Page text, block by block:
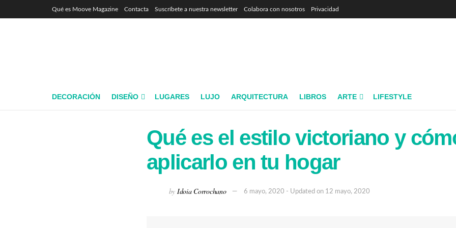
Qué es Moove Magazine Contacta Suscríbete a nuestra newsletter Colabora con nosotros Privacidad
DECORACIÓN DISEÑO LUGARES LUJO ARQUITECTURA LIBROS ARTE LIFESTYLE
Qué es el estilo victoriano y
aplicarlo en tu hogar
by Idoia Corrochano 6 mayo, 2020 - Updated on 12 mayo, 2020